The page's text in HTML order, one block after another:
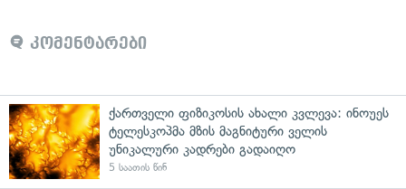
კომენტარები
ქართველი ფიზიკოსის ახალი კვლევა: ინოუეს
ტელესკოპმა მზის მაგნიტური ველის
უნიკალური კადრები გადაიღო
5 საათის წინ